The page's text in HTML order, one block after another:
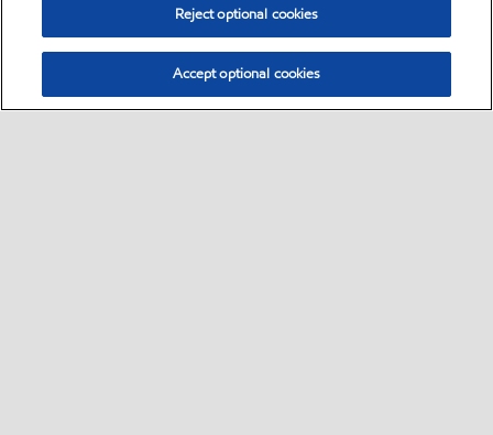
Reject optional cookies
Accept optional cookies